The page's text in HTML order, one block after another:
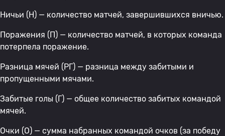
Ничьи (Н) — количество матчей, завершившихся вничью.
Поражения (П) — количество матчей, в которых команда
потерпела поражение.
Разница мячей (РГ) — разница между забитыми и
пропущенными мячами.
Забитые голы (Г) — общее количество забитых командой
мячей.
Очки (О) — сумма набранных командой очков (за победу